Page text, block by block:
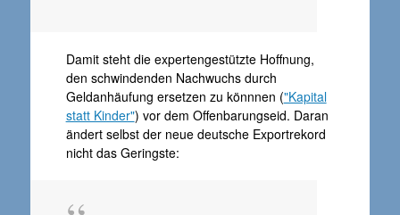
Damit steht die expertengestützte Hoffnung,
den schwindenden Nachwuchs durch
Geldanhäufung ersetzen zu könnnen ("Kapital
statt Kinder") vor dem Offenbarungseid. Daran
ändert selbst der neue deutsche Exportrekord
nicht das Geringste: